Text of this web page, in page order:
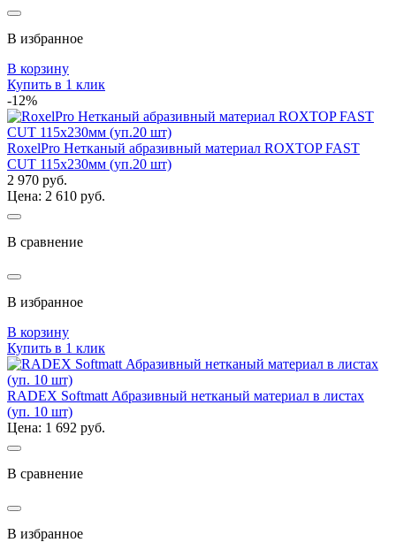
В избранное
В корзину
Купить в 1 клик
-12%
RoxelPro Нетканый абразивный материал ROXTOP FAST
CUT 115х230мм (уп.20 шт)
2 970 руб.
Цена: 2 610 руб.
В сравнение
В избранное
В корзину
Купить в 1 клик
RADEX Softmatt Абразивный нетканый материал в листах
(уп. 10 шт)
Цена: 1 692 руб.
В сравнение
В избранное